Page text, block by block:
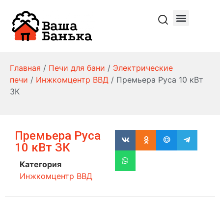
Главная / Печи для бани / Электрические
печи / Инжкомцентр ВВД / Премьера Руса 10 кВт
ЗК
Премьера Руса
10 кВт ЗК
Категория
Инжкомцентр ВВД